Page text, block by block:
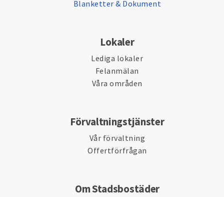
Blanketter & Dokument
Lokaler
Lediga lokaler
Felanmälan
Våra områden
Förvaltningstjänster
Vår förvaltning
Offertförfrågan
Om Stadsbostäder